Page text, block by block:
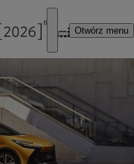
Otwórz menu
aut z rocznika 2024